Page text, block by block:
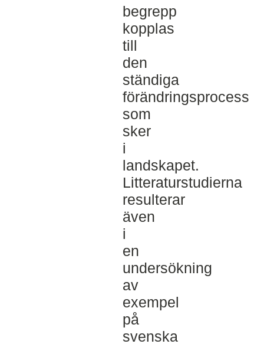
begrepp
kopplas
till
den
ständiga
förändringsprocess
som
sker
i
landskapet.
Litteraturstudierna
resulterar
även
i
en
undersökning
av
exempel
på
svenska